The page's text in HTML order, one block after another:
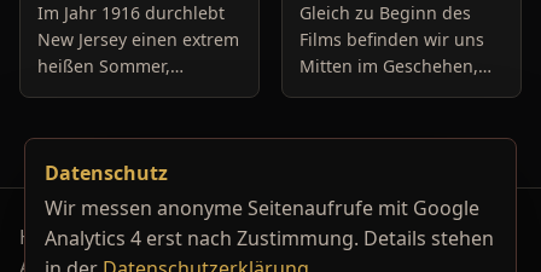
Im Jahr 1916 durchlebt
New Jersey einen extrem
heißen Sommer,
während in Europa der
Bewohner eines kleinen
Küstenortes leiden sehr
unter der
Gleich zu Beginn des
Films befinden wir uns
Mitten im Geschehen,
eine Gruppe von Leuten
Cyrus Kriticus und
Geisteraufspührer Rafk
Horrorfilm-Reviews, Serienkiller-Profile und Genre-
Datenschutz
Wir messen anonyme Seitenaufrufe mit Google
Analytics 4 erst nach Zustimmung. Details stehen